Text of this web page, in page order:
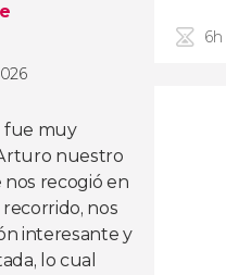
fue muy
nuestro
recogió en
nos
interesante y
lo cual